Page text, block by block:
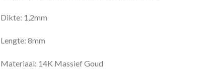
Dikte: 1,2mm
Lengte: 8mm
Materiaal: 14K Massief Goud